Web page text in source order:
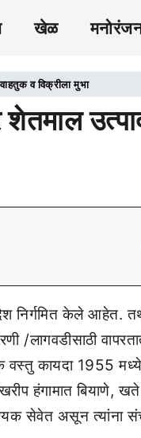
खेळ
व विक्रीला मुभा
निर्गमित केले आहेत.
/लागवडीसाठी
कायदा 1955
हंगामात बियाणे,
सेवेत असून त्यांना